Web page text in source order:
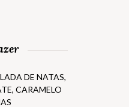
DE NATAS,
CARAMELO